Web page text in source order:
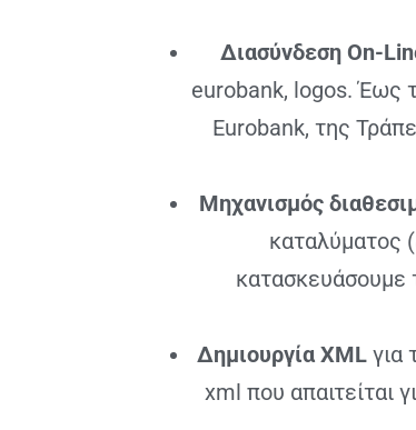
Διασύνδεση On-
eurobank, logos. Έως
Eurobank, της
Μηχανισμός
καταλύματος
κατασκευάσουμε
Δημιουργία XMLγια
xml που απαιτείται